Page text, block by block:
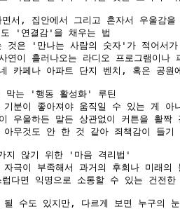
면서, 집안에서 그리고 혼자서 우울감
'연결감'을 채우는 법
것은 '만나는 사람의 숫자'가 적어서
연이 흘러나오는 라디오 프로그램이
카페나 아파트 단지 벤치, 혹은 공
막는 '행동 활성화' 루틴
분이 좋아져야 움직일 수 있는 게
우울하든 말든 상관없이 커튼을 활
아무것도 안 한 것 같아 죄책감이 들
지 않기 위한 '마음 격리법'
자극이 부족해서 과거의 후회나 미래
럽다면 익명으로 소통할 수 있는 건
될 수도 있지만, 다르게 보면 누구의